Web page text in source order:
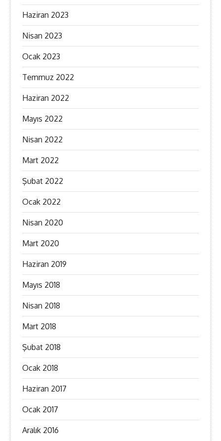
Haziran 2023
Nisan 2023
Ocak 2023
Temmuz 2022
Haziran 2022
Mayıs 2022
Nisan 2022
Mart 2022
Şubat 2022
Ocak 2022
Nisan 2020
Mart 2020
Haziran 2019
Mayıs 2018
Nisan 2018
Mart 2018
Şubat 2018
Ocak 2018
Haziran 2017
Ocak 2017
Aralık 2016